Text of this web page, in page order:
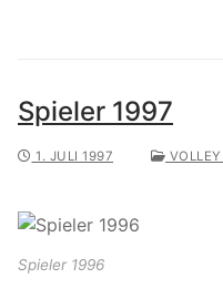
Spieler 1997
1. JULI 1997
Spieler 1996